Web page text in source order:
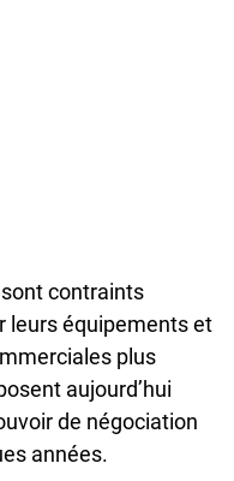
contraints
leurs équipements et
plus
aujourd’hui
de négociation
années.